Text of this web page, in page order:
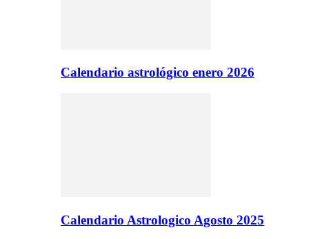
Calendario astrológico enero 2026
Calendario Astrologico Agosto 2025